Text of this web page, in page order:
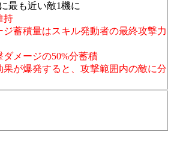
最も近い敵1機に
持
ジ蓄積量はスキル発動者の最終攻撃力
ダメージの50%分蓄積
果が爆発すると、攻撃範囲内の敵に分